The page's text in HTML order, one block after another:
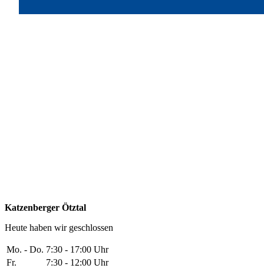
Katzenberger Ötztal
Heute haben wir geschlossen
Mo. - Do. 7:30 - 17:00 Uhr
Fr.
7:30 - 12:00 Uhr